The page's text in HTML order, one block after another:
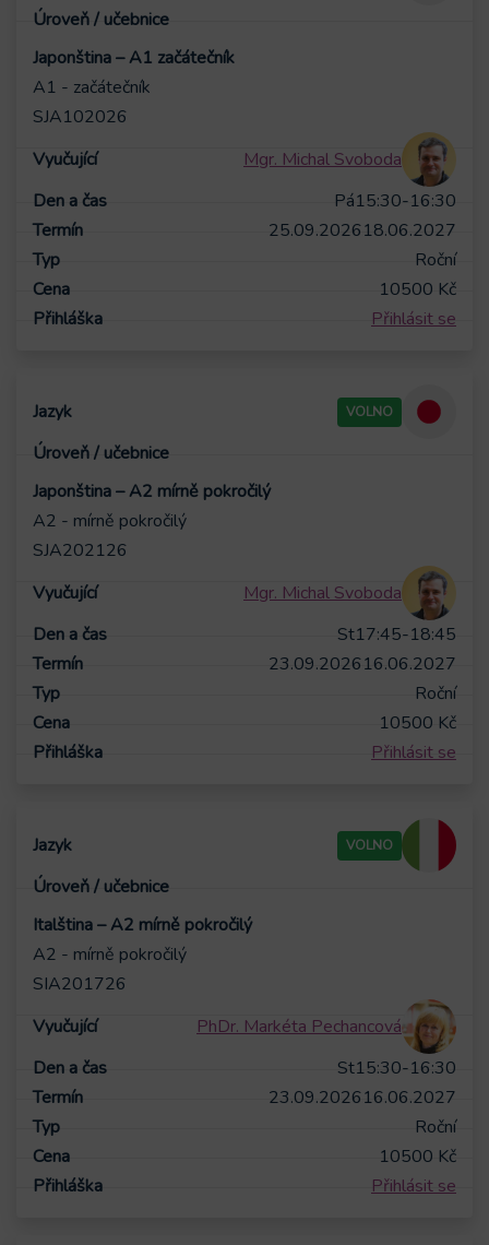
Japonština – A1 začátečník
A1 - začátečník
SJA102026
Mgr. Michal Svoboda
Pá15:30-16:30
25.09.202618.06.2027
Roční
10500 Kč
Přihlásit se
VOLNO
Japonština – A2 mírně pokročilý
A2 - mírně pokročilý
SJA202126
Mgr. Michal Svoboda
St17:45-18:45
23.09.202616.06.2027
Roční
10500 Kč
Přihlásit se
VOLNO
Italština – A2 mírně pokročilý
A2 - mírně pokročilý
SIA201726
PhDr. Markéta Pechancová
St15:30-16:30
23.09.202616.06.2027
Roční
10500 Kč
Přihlásit se